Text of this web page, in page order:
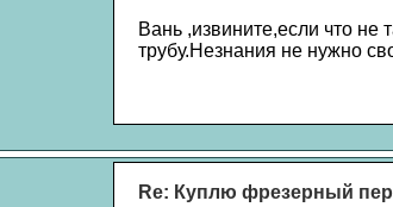
Вань ,извините,если что не
трубу.Незнания не нужно
Re: Куплю фрезерный